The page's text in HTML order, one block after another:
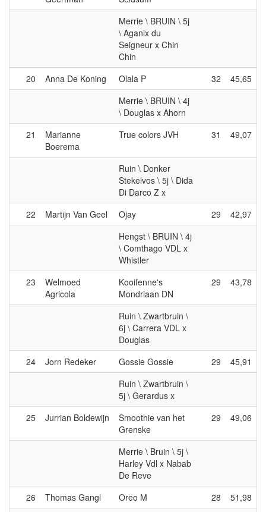
Merrie \ BRUIN \ 5j
\ Aganix du
Seigneur x Chin
Chin
20
Anna De Koning Olala P 32
45,65
Merrie \ BRUIN \ 4j
\ Douglas x Ahorn
21
Marianne
Boerema
True colors JVH 31 49,07
Ruin \ Donker
Stekelvos \ 5j \ Dida
Di Darco Z x
22
Martijn Van Geel Ojay 29
42,97
Hengst \ BRUIN \ 4j
\ Comthago VDL x
Whistler
23
Welmoed
Agricola
Kooifenne's
Mondriaan DN
29 43,78
Ruin \ Zwartbruin \
6j \ Carrera VDL x
Douglas
24
Jorn Redeker Gossie Gossie 29
45,91
Ruin \ Zwartbruin \
5j \ Gerardus x
25
Jurrian Boldewijn
Smoothie van het
Grenske
29 49,06
Merrie \ Bruin \ 5j \
Harley Vdl x Nabab
De Reve
26
Thomas Gangl Oreo M 28
51,98